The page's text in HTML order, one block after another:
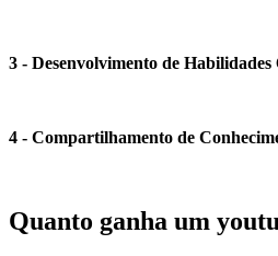
3 - Desenvolvimento de Habilidades
4 - Compartilhamento de
Quanto ganha um